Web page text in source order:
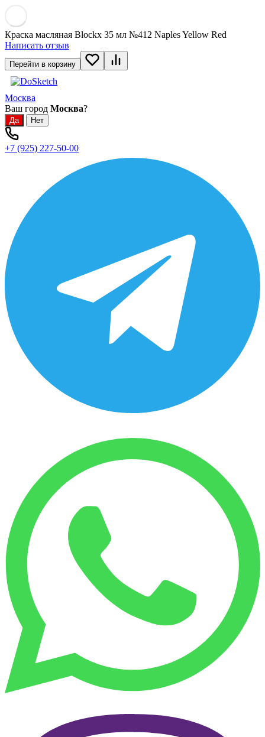
Краска масляная Blockx 35 мл №412 Naples Yellow Red
Написать отзыв
Перейти в корзину
Москва
Ваш город Москва?
+7 (925) 227-50-00